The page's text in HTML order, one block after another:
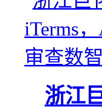
浙江